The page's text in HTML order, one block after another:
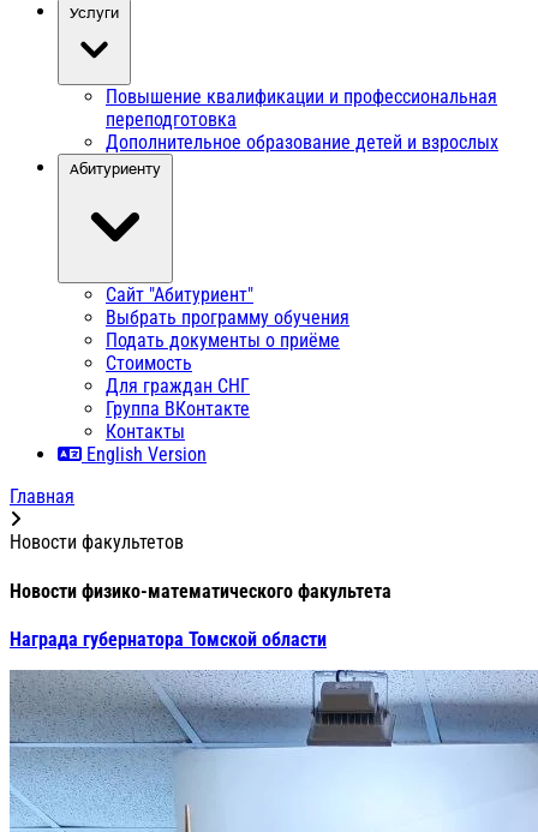
Услуги
Повышение квалификации и профессиональная
переподготовка
Дополнительное образование детей и взрослых
Абитуриенту
Сайт "Абитуриент"
Выбрать программу обучения
Подать документы о приёме
Стоимость
Для граждан СНГ
Группа ВКонтакте
Контакты
English Version
Главная
Новости факультетов
Новости физико-математического факультета
Награда губернатора Томской области